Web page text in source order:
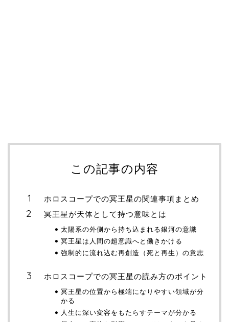
この記事の内容
ホロスコープでの冥王星の関連事項まとめ
冥王星が天体として持つ意味とは
太陽系の外側から持ち込まれる銀河の意識
冥王星は人間の超意識へと働きかける
強制的に流れ込む再創造（死と再生）の意志
ホロスコープでの冥王星の読み方のポイント
冥王星の位置から極端になりやすい領域が分
かる
人生に深い変容をもたらすテーマが分かる